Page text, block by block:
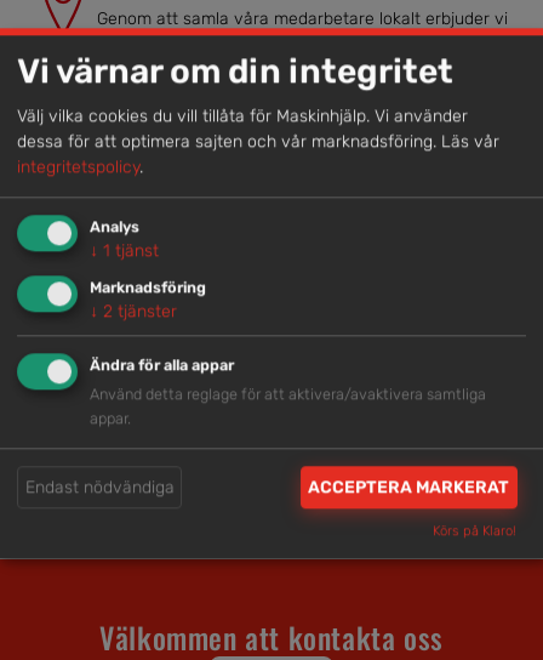
Genom att samla våra medarbetare lokalt erbjuder vi
helhetslösningar.
Snabb service
Vi har tillgänglig personal som är redo att hjälpa dig.
Trygg rådgivning
Våra hjälpsamma medarbetare är experter inom
branschen.
Brett och samlat utbud
Vi har en välsorterad maskinpark med hög
tillgänglighet.
Välkommen att kontakta oss
Vi värnar om din integritet
Välj vilka cookies du vill tillåta för Maskinhjälp. Vi använder
dessa för att optimera sajten och vår marknadsföring. Läs vår
integritetspolicy.
Analys
↓ 1 tjänst
Marknadsföring
↓ 2 tjänster
Ändra för alla appar
Använd detta reglage för att aktivera/avaktivera samtliga
appar.
Endast nödvändiga ACCEPTERA MARKERAT
Körs på Klaro!